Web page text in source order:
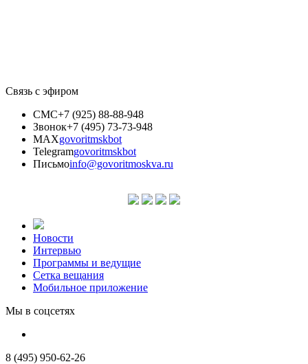
Связь с эфиром
СМС+7 (925) 88-88-948
Звонок+7 (495) 73-73-948
MAXgovoritmskbot
Telegramgovoritmskbot
Письмоinfo@govoritmoskva.ru
Новости
Интервью
Программы и ведущие
Сетка вещания
Мобильное приложение
Мы в соцсетях
8 (495) 950-62-26